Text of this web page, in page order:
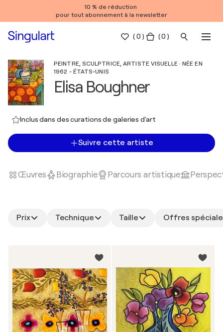
10 % de réduction
pour tout abonnement à la newsletter
(0 ) ( 0 )
PEINTRE, SCULPTRICE, ARTISTE VISUELLE · NÉE EN
1962 - ÉTATS-UNIS
Elisa Boughner
Inclus dans des curations de galeries d'art
Suivre cette artiste
Œuvres Biographie Parcours artistique
Prix Technique Taille Offres